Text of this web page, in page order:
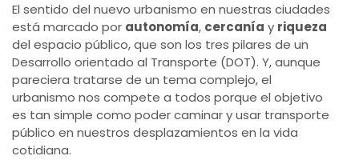
El sentido del nuevo urbanismo en nuestras ciudades
está marcado por autonomía, cercanía y riqueza
del espacio público, que son los tres pilares de un
Desarrollo orientado al Transporte (DOT). Y, aunque
pareciera tratarse de un tema complejo, el
urbanismo nos compete a todos porque el objetivo
es tan simple como poder caminar y usar transporte
público en nuestros desplazamientos en la vida
cotidiana.